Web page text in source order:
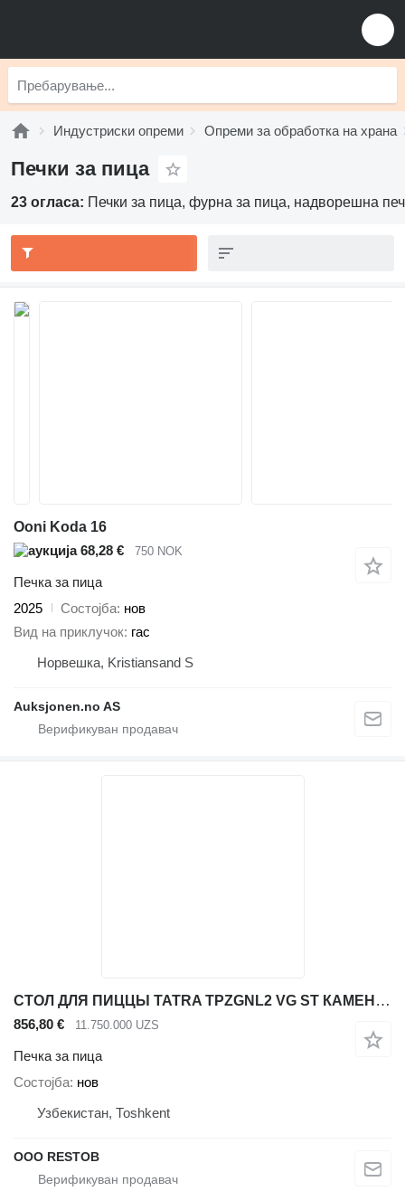
Индустриски опреми Опреми за обработка на храна
Печки за пица
23 огласа: Печки за пица, фурна за пица, надворешна
Ooni Koda 16
68,28 €
750 NOK
Печка за пица
2025
Состојба нов
Вид на приклучок гас
Норвешка, Kristiansand S
Auksjonen.no AS
СТОЛ ДЛЯ ПИЦЦЫ TATRA TPZGNL2 VG ST КАМЕННАЯ СТОЛЕШНИЦА
856,80 € 11.750.000 UZS
Печка за пица
Состојба нов
Узбекистан, Тоshkent
OOO RESTOB